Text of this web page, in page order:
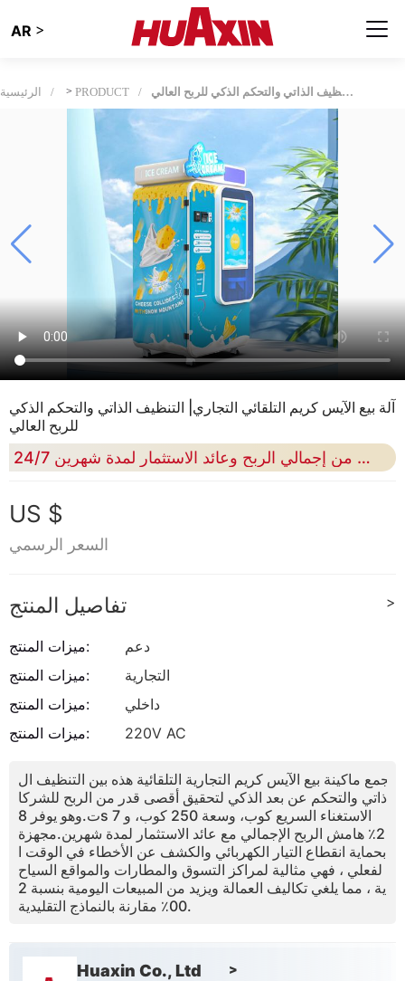
AR >
الرئيسية > PRODUCT آلة بيع الآيس كريم التلقائي التجاري| التنظيف الذاتي والتحكم الذكي للربح العالي
آلة بيع الآيس كريم التلقائي التجاري| التنظيف الذاتي والتحكم الذكي
للربح العالي
24/7 العملية غير المراقبة| 72٪ من إجمالي الربح وعائد الاستثمار لمدة شهرين
US $
السعر الرسمي
تفاصيل المنتج >
ميزات المنتج:
دعم
ميزات المنتج:
التجارية
ميزات المنتج:
داخلي
ميزات المنتج:
220V AC
تجمع ماكينة بيع الآيس كريم التجارية التلقائية هذه بين التنظيف ال
ذاتي والتحكم عن بعد الذكي لتحقيق أقصى قدر من الربح للشركا
ت.وهو يوفر 8s الاستغناء السريع كوب، وسعة 250 كوب، و 7
2٪ هامش الربح الإجمالي مع عائد الاستثمار لمدة شهرين.مجهزة
بحماية انقطاع التيار الكهربائي والكشف عن الأخطاء في الوقت ا
لفعلي ، فهي مثالية لمراكز التسوق والمطارات والمواقع السياح
ية ، مما يلغي تكاليف العمالة ويزيد من المبيعات اليومية بنسبة 2
00٪ مقارنة بالنماذج التقليدية.
Huaxin Co., Ltd >